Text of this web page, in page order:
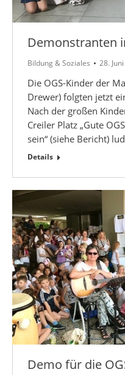
Demonstranten
Bildung & Soziales 28.
Die OGS-Kinder der
Drewer) folgten jetzt
Nach der großen
Creiler Platz „Gute
sein“ (siehe Bericht)
Details
Demo für die